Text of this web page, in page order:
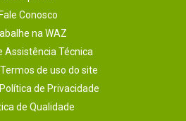
Fale Conosco
na WAZ
Assistência Técnica
de uso do site
de Privacidade
de Qualidade